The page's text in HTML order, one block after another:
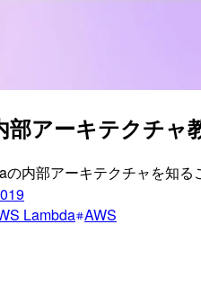
部アーキテクチ
の内部アーキテクチャを知
Lambda AWS